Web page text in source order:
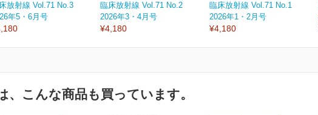
放射線 Vol.71 No.3
年5・6月号
臨床放射線 Vol.71 No.2
2026年3・4月号
¥4,180
臨床放射線 Vol.71 No.1
2026年1・2月号
¥4,180
、こんな商品も買っています。